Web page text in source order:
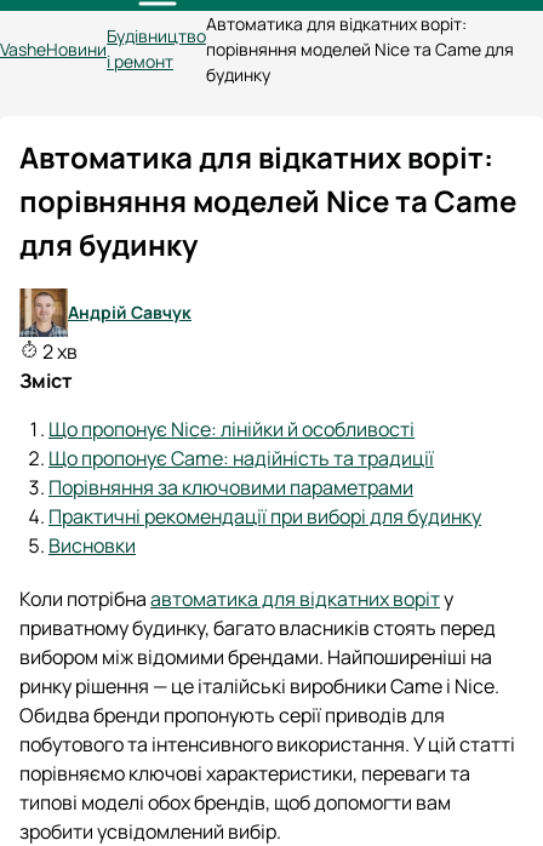
VasheНовини
Будівництво
і ремонт
Автоматика для відкатних воріт:
порівняння моделей Nice та Came для
будинку
Автоматика для відкатних воріт:
порівняння моделей Nice та Came
для будинку
Андрій Савчук
2 хв
Зміст
Що пропонує Nice: лінійки й особливості
Що пропонує Came: надійність та традиції
Порівняння за ключовими параметрами
Практичні рекомендації при виборі для будинку
Висновки
Коли потрібнаавтоматика для відкатних воріту
приватному будинку, багато власників стоять перед
вибором між відомими брендами. Найпоширеніші на
ринку рішення — це італійські виробники Came і Nice.
Обидва бренди пропонують серії приводів для
побутового та інтенсивного використання. У цій статті
порівняємо ключові характеристики, переваги та
типові моделі обох брендів, щоб допомогти вам
зробити усвідомлений вибір.